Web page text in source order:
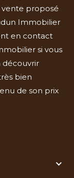
vente proposé
Immobilier
en contact
si vous
découvrir
bien
de son prix